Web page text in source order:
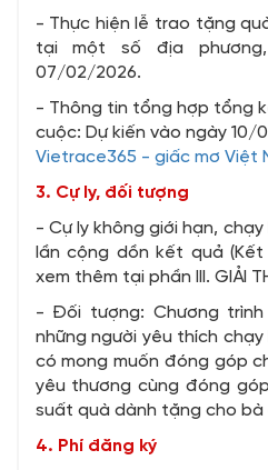
- Thực hiện lễ trao tặng
tại một số địa
07/02/2026.
- Thông tin tổng hợp tổng
cuộc: Dự kiến vào ngày 10/
Vietrace365 - giấc mơ Việt
3. Cự ly, đối tượng
- Cự ly không giới hạn,
lần cộng dồn kết quả
xem thêm tại phần III. GIẢI
- Đối tượng: Chương
những người yêu thích
có mong muốn đóng góp
yêu thương cùng đóng
suất quà dành tặng cho
4. Phí đăng ký